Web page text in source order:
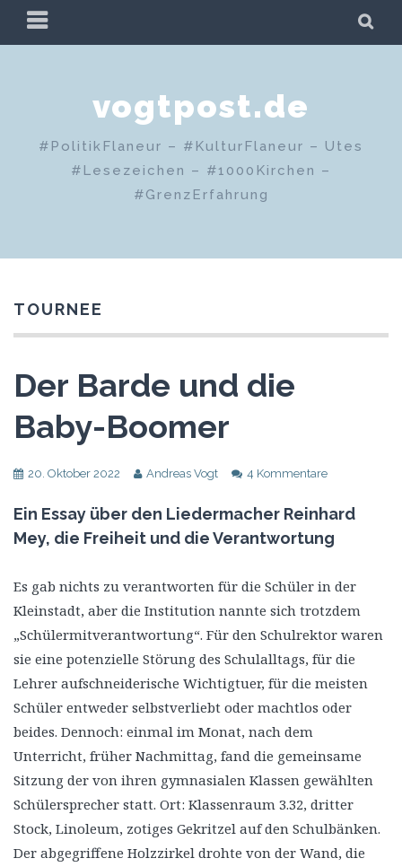
Zum
PRIMÄRES
MENÜ
vogtpost.de
#PolitikFlaneur – #KulturFlaneur – Utes
#Lesezeichen – #1000Kirchen –
#GrenzErfahrung
TOURNEE
Der Barde und die
Baby-Boomer
20. Oktober 2022 Andreas Vogt 4 Kommentare
Ein Essay über den Liedermacher Reinhard
Mey, die Freiheit und die Verantwortung
Es gab nichts zu verantworten für die Schüler in der
Kleinstadt, aber die Institution nannte sich trotzdem
„Schülermitverantwortung“. Für den Schulrektor waren
sie eine potenzielle Störung des Schulalltags, für die
Lehrer aufschneiderische Wichtigtuer, für die meisten
Schüler entweder selbstverliebt oder machtlos oder
beides. Dennoch: einmal im Monat, nach dem
Unterricht, früher Nachmittag, fand die gemeinsame
Sitzung der von ihren gymnasialen Klassen gewählten
Schülersprecher statt. Ort: Klassenraum 3.32, dritter
Stock, Linoleum, zotiges Gekritzel auf den Schulbänken.
Der abgegriffene Holzzirkel drohte von der Wand, die